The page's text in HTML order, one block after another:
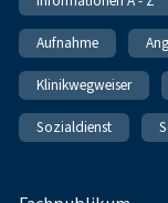
Aufnahme
Klinikwegweiser
Sozialdienst